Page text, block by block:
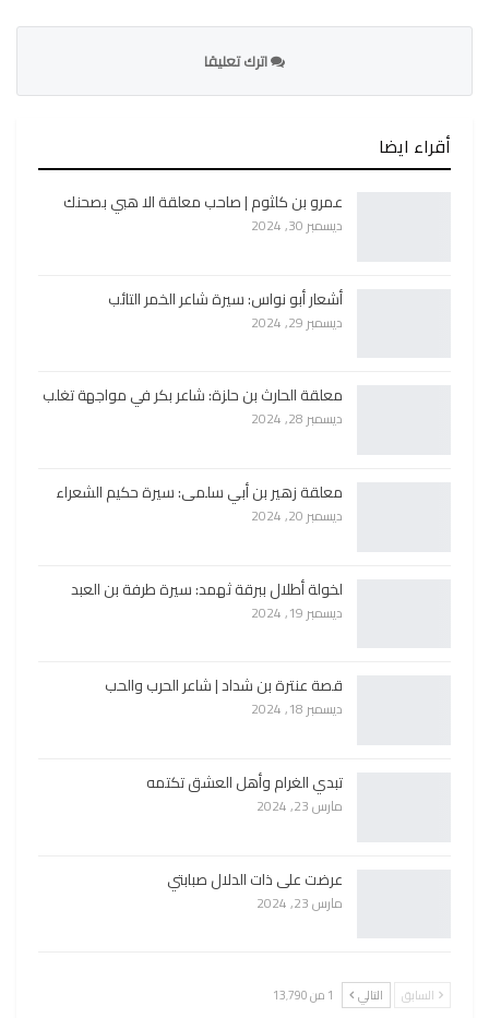
اترك تعليقا
أقراء ايضا
عمرو بن كلثوم | صاحب معلقة الا هبي بصحنك
ديسمبر 30, 2024
أشعار أبو نواس: سيرة شاعر الخمر التائب
ديسمبر 29, 2024
معلقة الحارث بن حلزة: شاعر بكر في مواجهة تغلب
ديسمبر 28, 2024
معلقة زهير بن أبي سلمى: سيرة حكيم الشعراء
ديسمبر 20, 2024
لخولة أطلال ببرقة ثهمد: سيرة طرفة بن العبد
ديسمبر 19, 2024
قصة عنترة بن شداد | شاعر الحرب والحب
ديسمبر 18, 2024
تبدي الغرام وأهل العشق تكتمه
مارس 23, 2024
عرضت على ذات الدلال صبابتي
مارس 23, 2024
السابق التالي 1 من 13٬790